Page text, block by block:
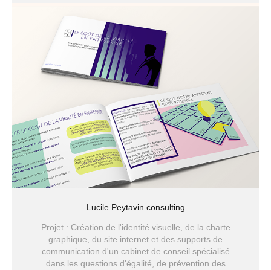
Lucile Peytavin consulting
Projet : Création de l'identité visuelle, de la charte
graphique, du site internet et des supports de
communication d'un cabinet de conseil spécialisé
dans les questions d'égalité, de prévention des